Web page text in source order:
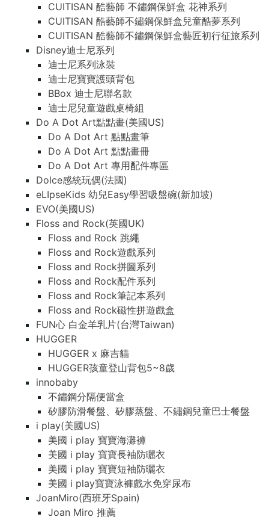
CUITISAN 酷藝師 不鏽鋼保鮮盒 花神系列
CUITISAN 酷藝師不鏽鋼保鮮盒兒童酷夢系列
CUITISAN 酷藝師不鏽鋼保鮮盒藝匠初行征旅系列
Disney迪士尼系列
迪士尼系列泳裝
迪士尼寶寶護頭背包
BBox 迪士尼聯名款
迪士尼兒童遊戲桌椅組
Do A Dot Art點點畫(美國US)
Do A Dot Art 點點畫筆
Do A Dot Art 點點畫冊
Do A Dot Art 專用配件專區
Dolce感統玩偶(法國)
eLIpseKids 幼兒Easy學習吸盤碗(新加坡)
EVO(美國US)
Floss and Rock(英國UK)
Floss and Rock 跳繩
Floss and Rock遊戲系列
Floss and Rock拼圖系列
Floss and Rock配件系列
Floss and Rock筆記本系列
Floss and Rock磁性拼遊戲盒
FUN心 白金羊乳片(台灣Taiwan)
HUGGER
HUGGER x 麻吉貓
HUGGER孩童登山背包5~8歲
innobaby
不鏽鋼分隔便當盒
矽膠防滑餐盤、矽膠蒸盤、不鏽鋼兒童巴士餐盤
i play(美國US)
美國 i play 寶寶海灘褲
美國 i play 寶寶長袖防曬衣
美國 i play 寶寶短袖防曬衣
美國 i play寶寶泳褲戲水免穿尿布
JoanMiro(西班牙Spain)
Joan Miro 推薦